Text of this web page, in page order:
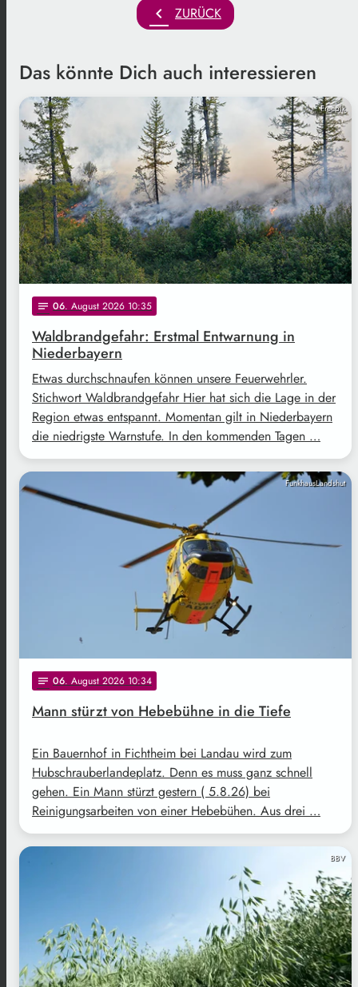
chevron_left ZURÜCK
Das könnte Dich auch interessieren
Freepik
notes 06. August 2026 10:35
Waldbrandgefahr: Erstmal Entwarnung in
Niederbayern
Etwas durchschnaufen können unsere Feuerwehrler.
Stichwort Waldbrandgefahr Hier hat sich die Lage in der
Region etwas entspannt. Momentan gilt in Niederbayern
die niedrigste Warnstufe. In den kommenden Tagen …
FunkhausLandshut
notes 06. August 2026 10:34
Mann stürzt von Hebebühne in die Tiefe
Ein Bauernhof in Fichtheim bei Landau wird zum
Hubschrauberlandeplatz. Denn es muss ganz schnell
gehen. Ein Mann stürzt gestern ( 5.8.26) bei
Reinigungsarbeiten von einer Hebebühen. Aus drei …
BBV